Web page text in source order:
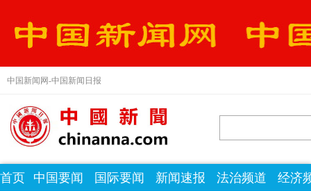
中国新闻网-中国新闻日报
首页 中国要闻 国际要闻 新闻速报 法治频道 经济